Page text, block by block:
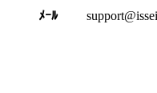
ﾒｰﾙ